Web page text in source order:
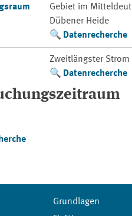
Gebiet im
Dübener Heide
Datenrecherche
Zweitlängster Strom
Datenrecherche
Grundlagen